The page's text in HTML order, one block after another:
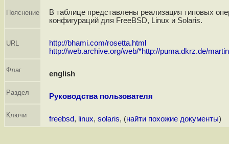
Пояснение
В таблице представлены реализация типовых
конфигураций для FreeBSD, Linux и Solaris.
URL
http://bhami.com/rosetta.html
http://web.archive.org/web/*http://puma.dkrz.de/
Флаг english
Раздел Руководства пользователя
Ключи freebsd, linux, solaris, (найти похожие документы)